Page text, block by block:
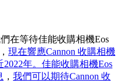
在等待佳能收購相機Eos
現在響應Cannon 收購相機
2022年。佳能收購相機Eos
， 我們可以期待Cannon 收